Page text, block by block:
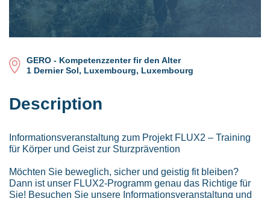
GERO - Kompetenzzenter fir den Alter
1 Dernier Sol, Luxembourg, Luxembourg
Description
Informationsveranstaltung zum Projekt FLUX2 – Training
für Körper und Geist zur Sturzprävention
Möchten Sie beweglich, sicher und geistig fit bleiben?
Dann ist unser FLUX2-Programm genau das Richtige für
Sie! Besuchen Sie unsere Informationsveranstaltung und